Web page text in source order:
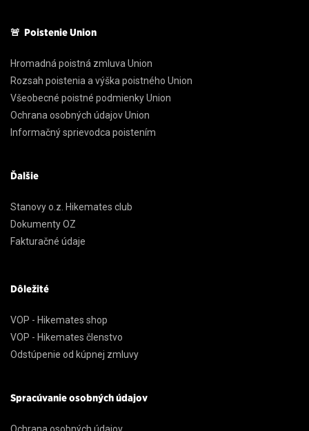
🚨 Poistenie Union
Hromadná poistná zmluva Union
Rozsah poistenia a výška poistného Union
Všeobecné poistné podmienky Union
Ochrana osobných údajov Union
Informačný sprievodca poistením
Ďalšie
Stanovy o.z. Hikemates club
Dokumenty OZ
Fakturačné údaje
Dôležité
VOP - Hikemates shop
VOP - Hikemates členstvo
Odstúpenie od kúpnej zmluvy
Spracúvanie osobných údajov